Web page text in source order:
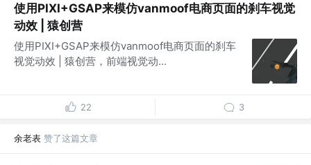
使用PIXI+GSAP来模仿vanmoof电商页面的刹车视觉
动效 | 猿创营
使用PIXI+GSAP来模仿vanmoof电商页面的刹车
视觉动效 | 猿创营，前端视觉动...
22 3
余老表 赞了这篇文章